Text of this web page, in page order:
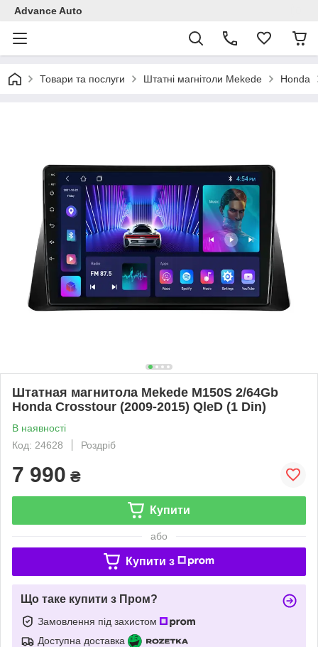
Advance Auto
Товари та послуги Штатні магнітоли Mekede Honda
Штатная магнитола Mekede M150S 2/64Gb
Honda Crosstour (2009-2015) QleD (1 Din)
В наявності
Код: 24628
Роздріб
7 990 ₴
Купити
або
Купити з
Що таке купити з Пром?
Замовлення під захистом
Доступна доставка